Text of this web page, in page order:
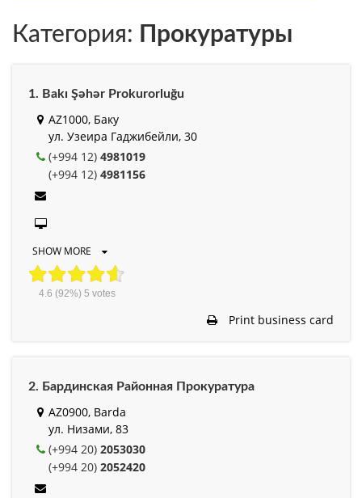
Категория: Прокуратуры
1. Bakı Şəhər Prokurorluğu
AZ1000, Баку
ул. Узеира Гаджибейли, 30
(+994 12) 4981019
(+994 12) 4981156
SHOW MORE
4.6 (92%) 5 votes
Print business card
2. Бардинская Районная Прокуратура
AZ0900, Barda
ул. Низами, 83
(+994 20) 2053030
(+994 20) 2052420